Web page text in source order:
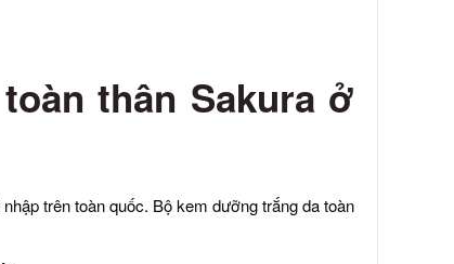
thân Sakura ở
trên toàn quốc. Bộ kem dưỡng trắng da toàn